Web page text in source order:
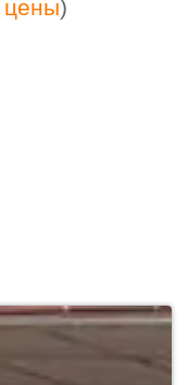
цены)